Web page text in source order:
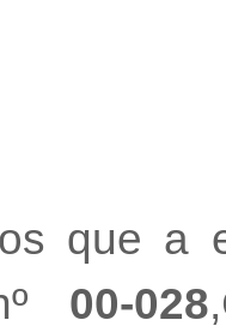
que a
00-028